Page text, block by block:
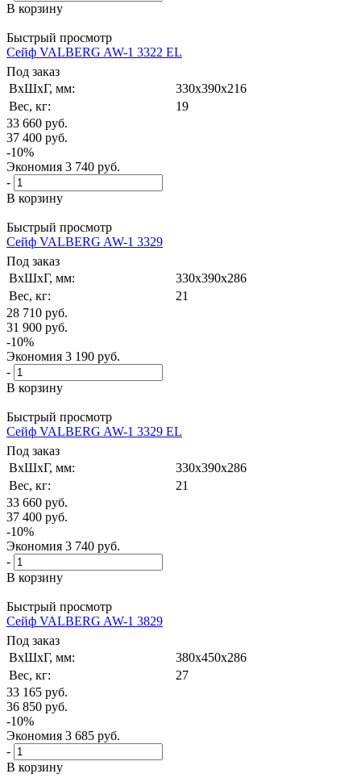
В корзину
Быстрый просмотр
Сейф VALBERG AW-1 3322 EL
Под заказ
ВxШxГ, мм:
330x390x216
Вес, кг:
19
33 660 руб.
37 400 руб.
-10%
Экономия 3 740 руб.
-
В корзину
Быстрый просмотр
Сейф VALBERG AW-1 3329
Под заказ
ВxШxГ, мм:
330x390x286
Вес, кг:
21
28 710 руб.
31 900 руб.
-10%
Экономия 3 190 руб.
-
В корзину
Быстрый просмотр
Сейф VALBERG AW-1 3329 EL
Под заказ
ВxШxГ, мм:
330x390x286
Вес, кг:
21
33 660 руб.
37 400 руб.
-10%
Экономия 3 740 руб.
-
В корзину
Быстрый просмотр
Сейф VALBERG AW-1 3829
Под заказ
ВxШxГ, мм:
380x450x286
Вес, кг:
27
33 165 руб.
36 850 руб.
-10%
Экономия 3 685 руб.
-
В корзину